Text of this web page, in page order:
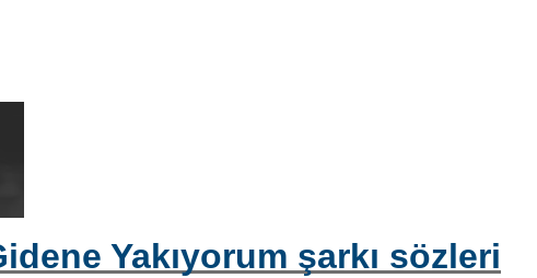
Yakıyorum şarkı sözleri